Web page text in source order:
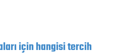
için hangisi tercih